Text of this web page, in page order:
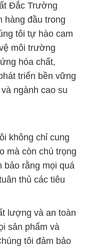
Đắc Trường
hàng đầu trong
tôi tự hào cam
môi trường
hóa chất,
triển bền vững
ngành cao su
không chỉ cung
mà còn chú trọng
bảo rằng mọi quá
thủ các tiêu
lượng và an toàn
sản phẩm và
tôi đảm bảo